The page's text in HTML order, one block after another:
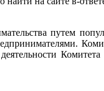
путем
Комитета